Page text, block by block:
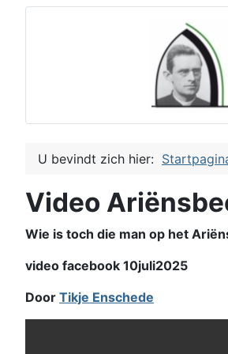
U bevindt zich hier:
Video
Wie is toch die man op het
video facebook 10juli2025
Door Tikje Enschede